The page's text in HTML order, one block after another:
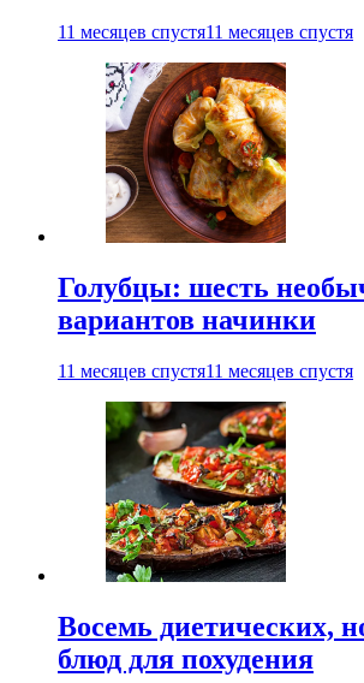
11 месяцев спустя11 месяцев спустя
Голубцы: шесть
вариантов начинки
11 месяцев спустя11 месяцев спустя
Восемь диетических,
блюд для похудения